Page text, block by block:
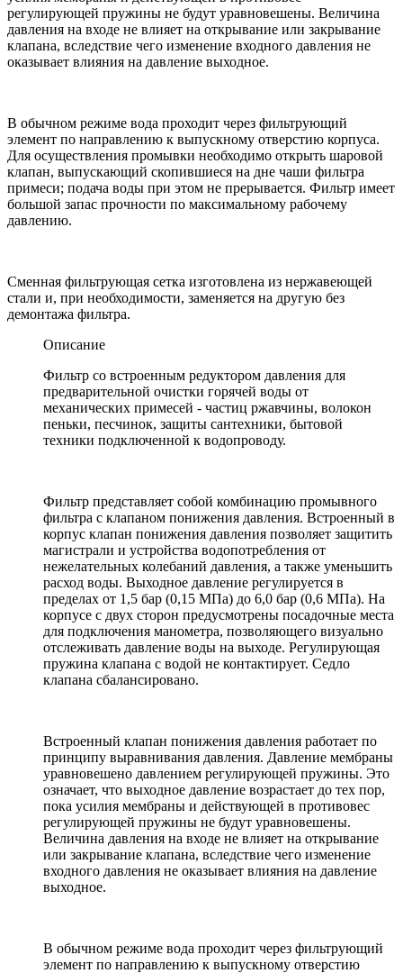
регулирующей пружины не будут уравновешены. Величина
давления на входе не влияет на открывание или закрывание
клапана, вследствие чего изменение входного давления не
оказывает влияния на давление выходное.
В обычном режиме вода проходит через фильтрующий
элемент по направлению к выпускному отверстию корпуса.
Для осуществления промывки необходимо открыть шаровой
клапан, выпускающий скопившиеся на дне чаши фильтра
примеси; подача воды при этом не прерывается. Фильтр имеет
большой запас прочности по максимальному рабочему
давлению.
Сменная фильтрующая сетка изготовлена из нержавеющей
стали и, при необходимости, заменяется на другую без
демонтажа фильтра.
Описание
Фильтр со встроенным редуктором давления для
предварительной очистки горячей воды от
механических примесей - частиц ржавчины, волокон
пеньки, песчинок, защиты сантехники, бытовой
техники подключенной к водопроводу.
Фильтр представляет собой комбинацию промывного
фильтра с клапаном понижения давления. Встроенный в
корпус клапан понижения давления позволяет защитить
магистрали и устройства водопотребления от
нежелательных колебаний давления, а также уменьшить
расход воды. Выходное давление регулируется в
пределах от 1,5 бар (0,15 МПа) до 6,0 бар (0,6 МПа). На
корпусе с двух сторон предусмотрены посадочные места
для подключения манометра, позволяющего визуально
отслеживать давление воды на выходе. Регулирующая
пружина клапана с водой не контактирует. Седло
клапана сбалансировано.
Встроенный клапан понижения давления работает по
принципу выравнивания давления. Давление мембраны
уравновешено давлением регулирующей пружины. Это
означает, что выходное давление возрастает до тех пор,
пока усилия мембраны и действующей в противовес
регулирующей пружины не будут уравновешены.
Величина давления на входе не влияет на открывание
или закрывание клапана, вследствие чего изменение
входного давления не оказывает влияния на давление
выходное.
В обычном режиме вода проходит через фильтрующий
элемент по направлению к выпускному отверстию